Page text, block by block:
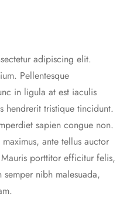
adipiscing elit.
Pellentesque
in ligula at est iaculis
hendrerit tristique tincidunt.
sapien congue non.
ante tellus auctor
porttitor efficitur felis,
nibh malesuada,